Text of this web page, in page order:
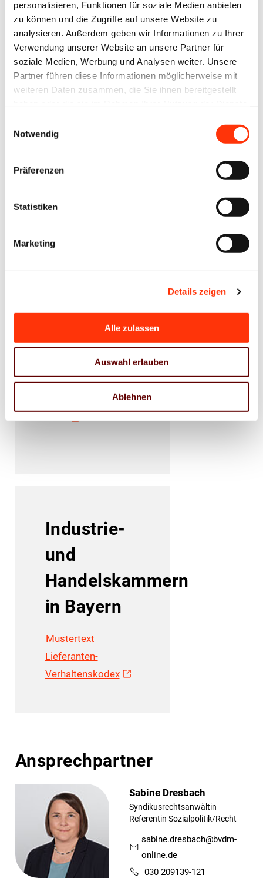
personalisieren, Funktionen für soziale Medien anbieten
zu können und die Zugriffe auf unsere Website zu
analysieren. Außerdem geben wir Informationen zu Ihrer
Verwendung unserer Website an unsere Partner für
soziale Medien, Werbung und Analysen weiter. Unsere
Partner führen diese Informationen möglicherweise mit
weiteren Daten zusammen, die Sie ihnen bereitgestellt
Notwendig
Präferenzen
Statistiken
Marketing
Details zeigen
Alle zulassen
Auswahl erlauben
Ablehnen
Checkinformiert über die
lokale
Menschenrechtssituation
sowie Umwelt-, Sozial- und
Governancethemen nach
Land, Produktbereich und
Zwangsarbeit, Kinderarbeit,
Diskriminierung,
existenzsichernden Löhne
und faire
Arbeitszeiten: wirtschaft-
entwicklung.de/wirtschaft-
menschenrechte/praxislotse/
.
Industrie-
und
Handelskammern
in Bayern
Mustertext
Lieferanten-
Verhaltenskodex
Ansprechpartner
Sabine Dresbach
Syndikusrechtsanwältin
Referentin Sozialpolitik/Recht
sabine.dresbach@bvdm-
online.de
030 209139-121